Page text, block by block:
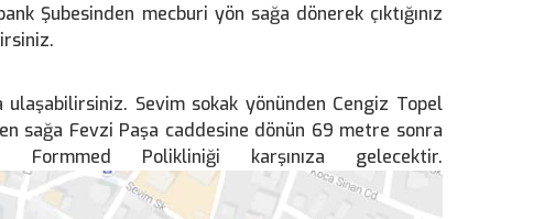
Şubesinden mecburi yön sağa dönerek çıktığınız
ulaşabilirsiniz. Sevim sokak yönünden Cengiz Topel
sağa Fevzi Paşa caddesine dönün 69 metre sonra
Polikliniği karşınıza gelecektir.